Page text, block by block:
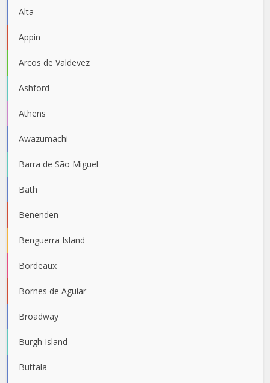
Alta
Appin
Arcos de Valdevez
Ashford
Athens
Awazumachi
Barra de São Miguel
Bath
Benenden
Benguerra Island
Bordeaux
Bornes de Aguiar
Broadway
Burgh Island
Buttala